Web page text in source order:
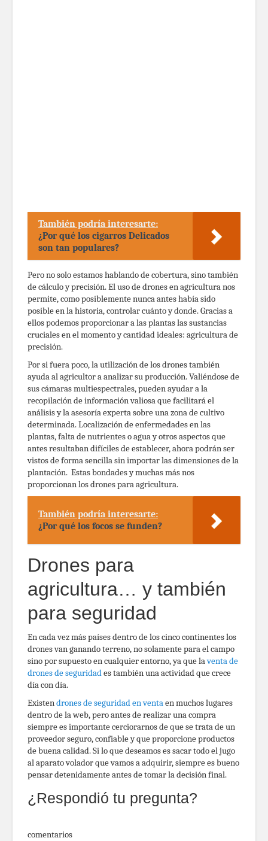
También podría interesarte:
¿Por qué los cigarros Delicados
son tan populares?
Pero no solo estamos hablando de cobertura, sino también
de cálculo y precisión. El uso de drones en agricultura nos
permite, como posiblemente nunca antes había sido
posible en la historia, controlar cuánto y donde. Gracias a
ellos podemos proporcionar a las plantas las sustancias
cruciales en el momento y cantidad ideales: agricultura de
precisión.
Por si fuera poco, la utilización de los drones también
ayuda al agricultor a analizar su producción. Valiéndose de
sus cámaras multiespectrales, pueden ayudar a la
recopilación de información valiosa que facilitará el
análisis y la asesoría experta sobre una zona de cultivo
determinada. Localización de enfermedades en las
plantas, falta de nutrientes o agua y otros aspectos que
antes resultaban difíciles de establecer, ahora podrán ser
vistos de forma sencilla sin importar las dimensiones de la
plantación. Estas bondades y muchas más nos
proporcionan los drones para agricultura.
También podría interesarte:
¿Por qué los focos se funden?
Drones para
agricultura… y también
para seguridad
En cada vez más países dentro de los cinco continentes los
drones van ganando terreno, no solamente para el campo
sino por supuesto en cualquier entorno, ya que laventa de
drones de seguridades también una actividad que crece
día con día.
Existendrones de seguridad en ventaen muchos lugares
dentro de la web, pero antes de realizar una compra
siempre es importante cerciorarnos de que se trata de un
proveedor seguro, confiable y que proporcione productos
de buena calidad. Si lo que deseamos es sacar todo el jugo
al aparato volador que vamos a adquirir, siempre es bueno
pensar detenidamente antes de tomar la decisión final.
¿Respondió tu pregunta?
comentarios